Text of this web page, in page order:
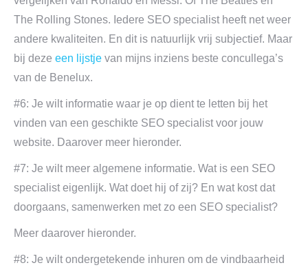
The Rolling Stones. Iedere SEO specialist heeft net weer
andere kwaliteiten. En dit is natuurlijk vrij subjectief. Maar
bij deze een lijstje van mijns inziens beste concullega’s
van de Benelux.
#6: Je wilt informatie waar je op dient te letten bij het
vinden van een geschikte SEO specialist voor jouw
website. Daarover meer hieronder.
#7: Je wilt meer algemene informatie. Wat is een SEO
specialist eigenlijk. Wat doet hij of zij? En wat kost dat
doorgaans, samenwerken met zo een SEO specialist?
Meer daarover hieronder.
#8: Je wilt ondergetekende inhuren om de vindbaarheid